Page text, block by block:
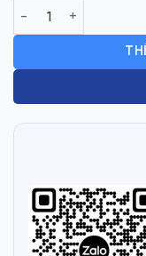
CỐC SẠC XE HƠI